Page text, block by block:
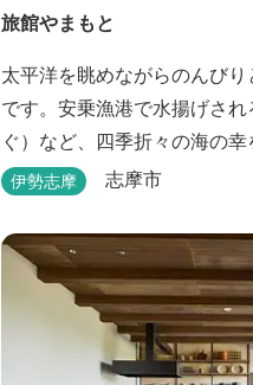
旅館やまもと
太平洋を眺めながらのんび
です。安乗漁港で水揚げさ
ぐ）など、四季折々の海の
ます。
伊勢志摩 志摩市